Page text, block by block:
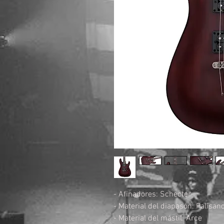
- Afinadores: Schecter
- Material del diapasón:
- Material del mástil: Arce